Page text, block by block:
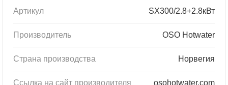
Артикул SX300/2.8+2.8кВт
Производитель OSO Hotwater
Страна производства Норвегия
Ссылка на сайт производителя osohotwater.com